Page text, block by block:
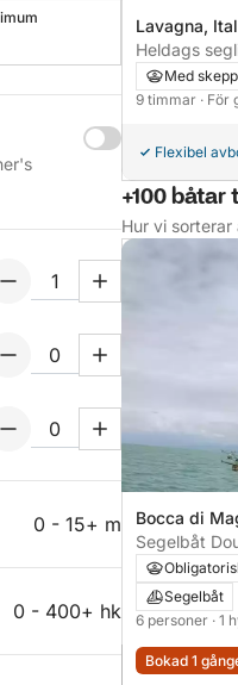
0 - 15+ m
0 - 400+ hk
Lavagna,
Heldags
aperitif och
Med
9 timmar ·
Flexibel
+100 båtar
Hur vi sorterar
Bocca di
Segelbåt
Segelbåt
6 personer · 1
Bokad 1